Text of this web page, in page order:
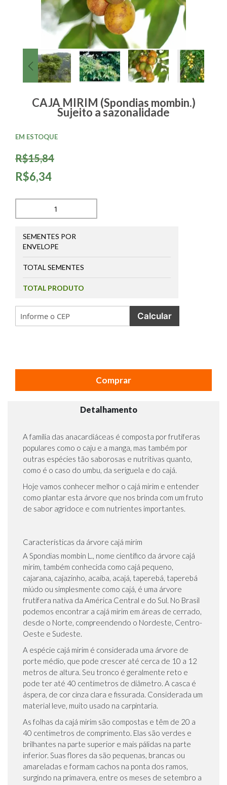
CAJA MIRIM (Spondias mombin.)
Sujeito a sazonalidade
R$15,84
R$6,34
EM ESTOQUE
SEMENTES POR
ENVELOPE
TOTAL SEMENTES
TOTAL PRODUTO
Calcular
Comprar
Detalhamento
A família das anacardiáceas é composta por frutíferas
populares como o caju e a manga, mas também por
outras espécies tão saborosas e nutritivas quanto,
como é o caso do umbu, da seriguela e do cajá.
Hoje vamos conhecer melhor o cajá mirim e entender
como plantar esta árvore que nos brinda com um fruto
de sabor agridoce e com nutrientes importantes.
Características da árvore cajá mirim
A Spondias mombin L., nome científico da árvore cajá
mirim, também conhecida como cajá pequeno,
cajarana, cajazinho, acaíba, acajá, taperebá, taperebá
miúdo ou simplesmente como cajá, é uma árvore
frutífera nativa da América Central e do Sul. No Brasil
podemos encontrar a cajá mirim em áreas de cerrado,
desde o Norte, compreendendo o Nordeste, Centro-
Oeste e Sudeste.
A espécie cajá mirim é considerada uma árvore de
porte médio, que pode crescer até cerca de 10 a 12
metros de altura. Seu tronco é geralmente reto e
pode ter até 40 centímetros de diâmetro. A casca é
áspera, de cor cinza clara e fissurada. Considerada um
material leve, muito usado na carpintaria.
As folhas da cajá mirim são compostas e têm de 20 a
40 centímetros de comprimento. Elas são verdes e
brilhantes na parte superior e mais pálidas na parte
inferior. Suas flores da são pequenas, brancas ou
amareladas e formam cachos na ponta dos ramos,
surgindo na primavera, entre os meses de setembro a